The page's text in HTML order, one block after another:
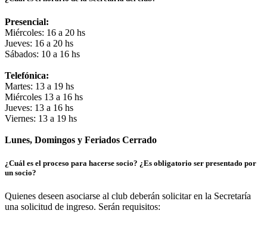
Presencial:
Miércoles: 16 a 20 hs
Jueves: 16 a 20 hs
Sábados: 10 a 16 hs
Telefónica:
Martes: 13 a 19 hs
Miércoles 13 a 16 hs
Jueves: 13 a 16 hs
Viernes: 13 a 19 hs
Lunes, Domingos y Feriados Cerrado
¿Cuál es el proceso para hacerse socio? ¿Es obligatorio ser presentado por
un socio?
Quienes deseen asociarse al club deberán solicitar en la Secretaría
una solicitud de ingreso. Serán requisitos: